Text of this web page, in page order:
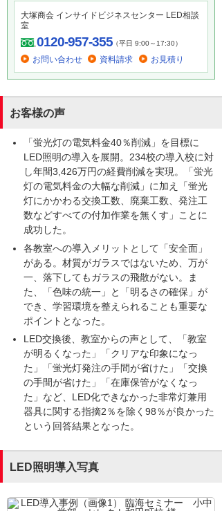
大塚商会 インサイドビジネスセンター LED相談
室
0120-957-355（平日 9:00～17:30）
お問い合わせ 資料請求 お見積り
お客様の声
「蛍光灯の電気料金40％削減」を目標に
LED照明の導入を展開。234校の導入校に対
し年間3,426万円の経費削減を実現。「蛍光
灯の電気料金の大幅な削減」に加え「蛍光
灯にかかわる交換工数、廃棄工数、発注工
数などすべての付加作業を無くす」ことに
成功した。
各教室への導入メリットとして「安全面」
がある。材質がガラスではないため、万が
一、落下してもガラスの飛散がない。ま
た、「色味の統一」と「明るさの確保」が
でき、学習環境を整えられることも重要な
ポイントとなった。
LED交換後、教室からの声として、「教室
が明るくなった」「クリアな印象になっ
た」「蛍光灯発注の手間が省けた」「交換
の手間が省けた」「在庫保管がなくなっ
た」など、LED化できなかった非常灯兼用
器具に関する指摘2％を除く98％が良かった
という回答結果となった。
LED照明導入写真